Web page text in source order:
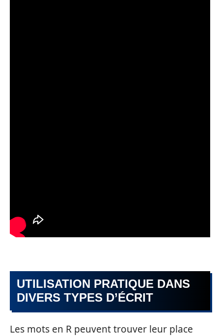
UTILISATION PRATIQUE DANS
DIVERS TYPES D’ÉCRIT
Les mots en R peuvent trouver leur place